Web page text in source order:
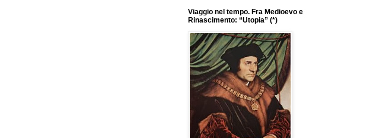
Viaggio nel tempo. Fra Medioevo e
Rinascimento: “Utopia” (*)